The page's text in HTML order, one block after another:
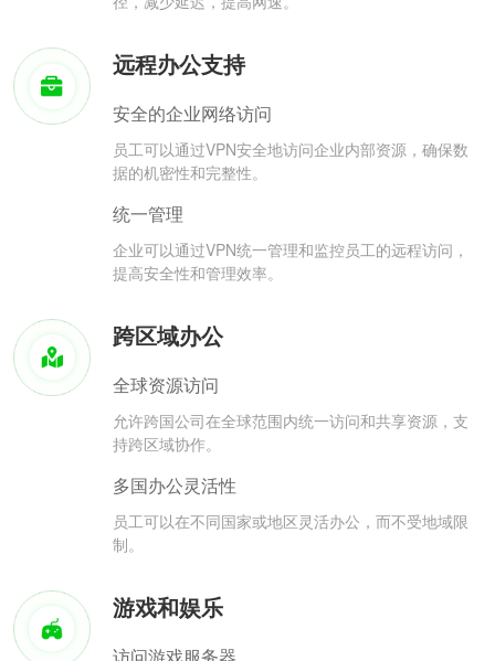
远程办公支持
安全的企业网络访问
员工可以通过VPN安全地访问企业内部资源，确保数
据的机密性和完整性。
统一管理
企业可以通过VPN统一管理和监控员工的远程访问，
提高安全性和管理效率。
跨区域办公
全球资源访问
允许跨国公司在全球范围内统一访问和共享资源，支
持跨区域协作。
多国办公灵活性
员工可以在不同国家或地区灵活办公，而不受地域限
制。
游戏和娱乐